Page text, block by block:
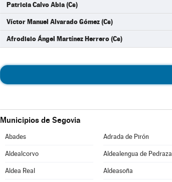
Patricia Calvo Abia (Cs)
Víctor Manuel Alvarado Gómez (Cs)
Afrodisio Ángel Martínez Herrero (Cs)
Municipios de Segovia
Abades Adrada de Pirón
Aldealcorvo Aldealengua de Pedraza
Aldea Real Aldeasoña